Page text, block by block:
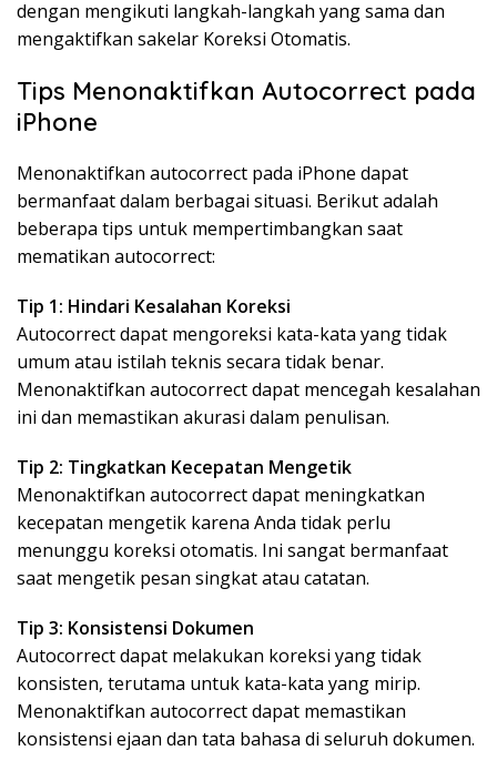
dengan mengikuti langkah-langkah yang sama dan
mengaktifkan sakelar Koreksi Otomatis.
Tips Menonaktifkan Autocorrect pada
iPhone
Menonaktifkan autocorrect pada iPhone dapat
bermanfaat dalam berbagai situasi. Berikut adalah
beberapa tips untuk mempertimbangkan saat
mematikan autocorrect:
Tip 1: Hindari Kesalahan Koreksi
Autocorrect dapat mengoreksi kata-kata yang tidak
umum atau istilah teknis secara tidak benar.
Menonaktifkan autocorrect dapat mencegah kesalahan
ini dan memastikan akurasi dalam penulisan.
Tip 2: Tingkatkan Kecepatan Mengetik
Menonaktifkan autocorrect dapat meningkatkan
kecepatan mengetik karena Anda tidak perlu
menunggu koreksi otomatis. Ini sangat bermanfaat
saat mengetik pesan singkat atau catatan.
Tip 3: Konsistensi Dokumen
Autocorrect dapat melakukan koreksi yang tidak
konsisten, terutama untuk kata-kata yang mirip.
Menonaktifkan autocorrect dapat memastikan
konsistensi ejaan dan tata bahasa di seluruh dokumen.